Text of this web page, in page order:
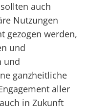
auch
Nutzungen
gezogen werden,
und
und
ganzheitliche
aller
in Zukunft